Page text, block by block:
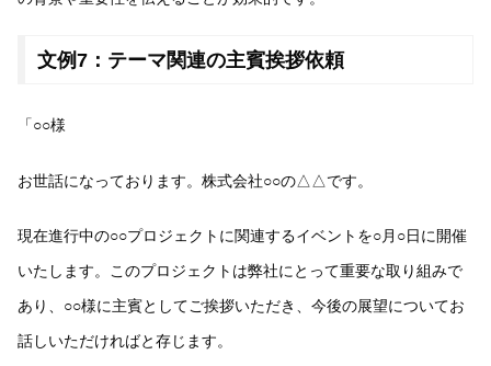
文例7：テーマ関連の主賓挨拶依頼
「○○様
お世話になっております。株式会社○○の△△です。
現在進行中の○○プロジェクトに関連するイベントを○月○日に開催
いたします。このプロジェクトは弊社にとって重要な取り組みで
あり、○○様に主賓としてご挨拶いただき、今後の展望についてお
話しいただければと存じます。